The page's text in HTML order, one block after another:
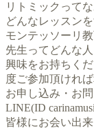
リトミックって
どんなレッスン
モンテッソーリ
先生ってどんな人
興味をお持ちく
度ご参加頂ければ
お申し込み・お
LINE(ID
皆様にお会い出